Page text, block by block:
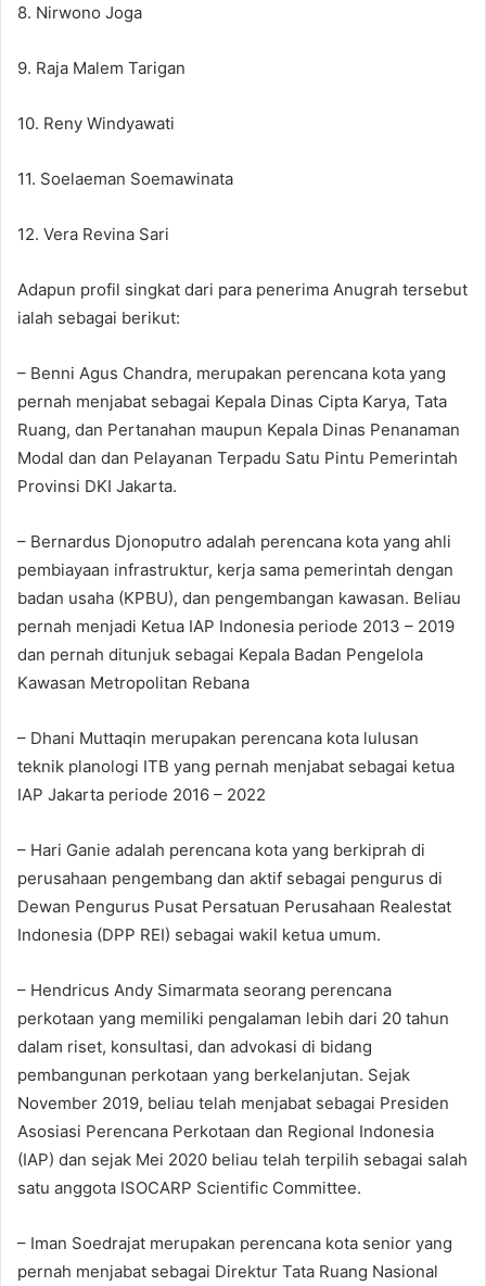
8. Nirwono Joga
9. Raja Malem Tarigan
10. Reny Windyawati
11. Soelaeman Soemawinata
12. Vera Revina Sari
Adapun profil singkat dari para penerima Anugrah tersebut
ialah sebagai berikut:
– Benni Agus Chandra, merupakan perencana kota yang
pernah menjabat sebagai Kepala Dinas Cipta Karya, Tata
Ruang, dan Pertanahan maupun Kepala Dinas Penanaman
Modal dan dan Pelayanan Terpadu Satu Pintu Pemerintah
Provinsi DKI Jakarta.
– Bernardus Djonoputro adalah perencana kota yang ahli
pembiayaan infrastruktur, kerja sama pemerintah dengan
badan usaha (KPBU), dan pengembangan kawasan. Beliau
pernah menjadi Ketua IAP Indonesia periode 2013 – 2019
dan pernah ditunjuk sebagai Kepala Badan Pengelola
Kawasan Metropolitan Rebana
– Dhani Muttaqin merupakan perencana kota lulusan
teknik planologi ITB yang pernah menjabat sebagai ketua
IAP Jakarta periode 2016 – 2022
– Hari Ganie adalah perencana kota yang berkiprah di
perusahaan pengembang dan aktif sebagai pengurus di
Dewan Pengurus Pusat Persatuan Perusahaan Realestat
Indonesia (DPP REI) sebagai wakil ketua umum.
– Hendricus Andy Simarmata seorang perencana
perkotaan yang memiliki pengalaman lebih dari 20 tahun
dalam riset, konsultasi, dan advokasi di bidang
pembangunan perkotaan yang berkelanjutan. Sejak
November 2019, beliau telah menjabat sebagai Presiden
Asosiasi Perencana Perkotaan dan Regional Indonesia
(IAP) dan sejak Mei 2020 beliau telah terpilih sebagai salah
satu anggota ISOCARP Scientific Committee.
– Iman Soedrajat merupakan perencana kota senior yang
pernah menjabat sebagai Direktur Tata Ruang Nasional